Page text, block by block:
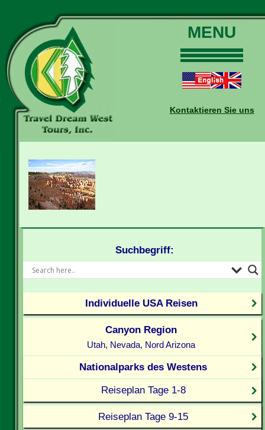
MENU
Touren
Daten und Preise
Buchungen
Kontaktieren Sie uns
Suchbegriff:
Individuelle USA Reisen
Canyon Region
Utah, Nevada, Nord Arizona
Nationalparks des Westens
Reiseplan Tage 1-8
Reiseplan Tage 9-15